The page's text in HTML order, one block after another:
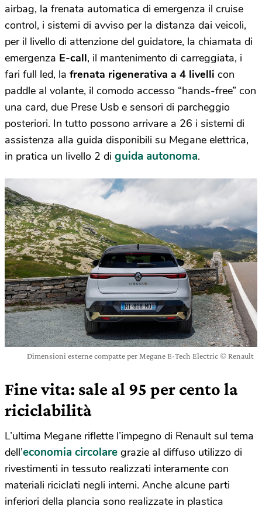
airbag, la frenata automatica di emergenza il cruise
control, i sistemi di avviso per la distanza dai veicoli,
per il livello di attenzione del guidatore, la chiamata di
emergenza E-call, il mantenimento di carreggiata, i
fari full led, la frenata rigenerativa a 4 livelli con
paddle al volante, il comodo accesso “hands-free” con
una card, due Prese Usb e sensori di parcheggio
posteriori. In tutto possono arrivare a 26 i sistemi di
assistenza alla guida disponibili su Megane elettrica,
in pratica un livello 2 di guida autonoma.
Dimensioni esterne compatte per Megane E-Tech Electric © Renault
Fine vita: sale al 95 per cento la
riciclabilità
L’ultima Megane riflette l’impegno di Renault sul tema
dell’economia circolare grazie al diffuso utilizzo di
rivestimenti in tessuto realizzati interamente con
materiali riciclati negli interni. Anche alcune parti
inferiori della plancia sono realizzate in plastica